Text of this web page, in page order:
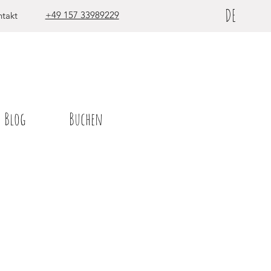
Buchen
Blog
DE
+49 157 33989229